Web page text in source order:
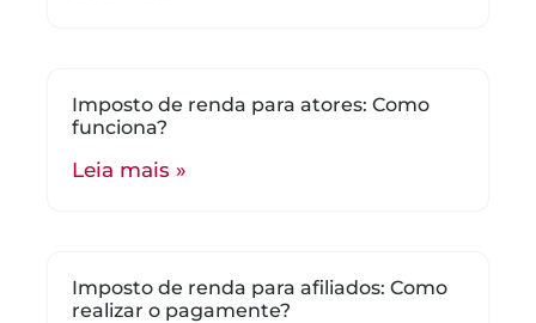
Imposto de renda para atores: Como
funciona?
Leia mais »
Imposto de renda para afiliados: Como
realizar o pagamente?